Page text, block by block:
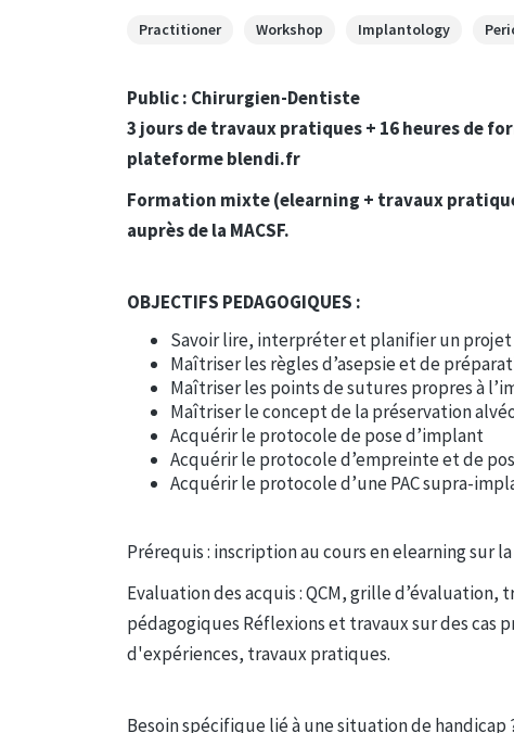
Practitioner Workshop Implantology
Public : Chirurgien-Dentiste
3 jours de travaux pratiques + 16 heures de
plateforme blendi.fr
Formation mixte (elearning + travaux
auprès de la MACSF.
OBJECTIFS PEDAGOGIQUES :
Savoir lire, interpréter et planifier un
Maîtriser les règles d’asepsie et de
Maîtriser les points de sutures propres à
Maîtriser le concept de la préservation
Acquérir le protocole de pose d’implant
Acquérir le protocole d’empreinte et de
Acquérir le protocole d’une PAC supra-
Prérequis : inscription au cours en elearning sur
Evaluation des acquis : QCM, grille
pédagogiques Réflexions et travaux sur des
d'expériences, travaux pratiques.
Besoin spécifique lié à une situation de